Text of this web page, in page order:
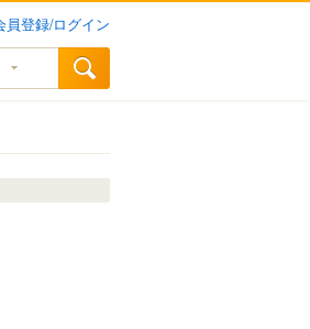
員登録/ログイン